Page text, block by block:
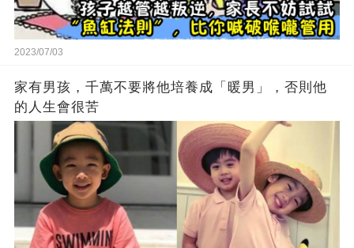
2023/07/03
家有男孩，千萬不要將他培養成「暖男」，否則他
的人生會很苦